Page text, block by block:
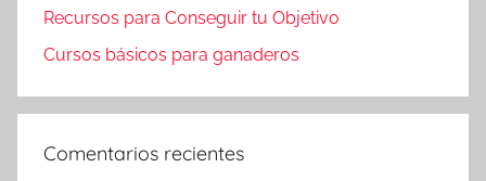
Recursos para Conseguir tu Objetivo
Cursos básicos para ganaderos
Comentarios recientes